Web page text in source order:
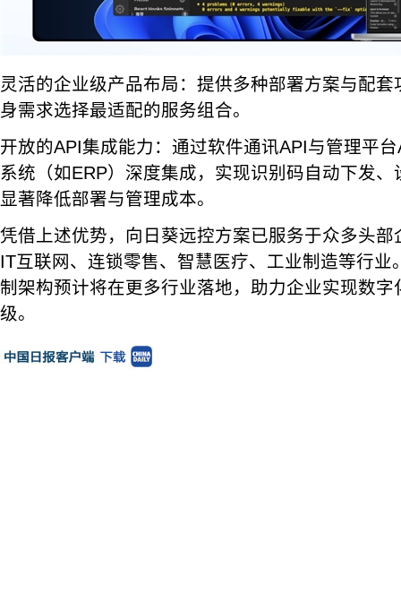
灵活的企业级产品布局：提供多种部署方案与配
身需求选择最适配的服务组合。
开放的API集成能力：通过软件通讯API与管理平
系统（如ERP）深度集成，实现识别码自动下发
显著降低部署与管理成本。
凭借上述优势，向日葵远控方案已服务于众多头
IT互联网、连锁零售、智慧医疗、工业制造等行业
制架构预计将在更多行业落地，助力企业实现数字
级。